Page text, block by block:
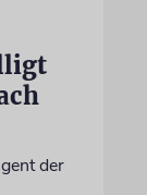
der